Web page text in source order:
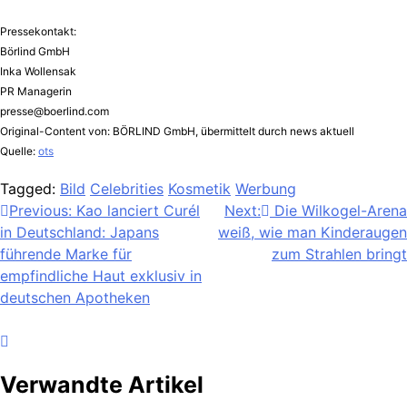
Pressekontakt:
Börlind GmbH
Inka Wollensak
PR Managerin
presse@boerlind.com
Original-Content von: BÖRLIND GmbH, übermittelt durch news aktuell
Quelle: ots
Tagged: Bild Celebrities Kosmetik Werbung
Beitragsnavigation
Previous: Kao lanciert Curél
in Deutschland: Japans
führende Marke für
empfindliche Haut exklusiv in
deutschen Apotheken
Next:
Die Wilkogel-Arena
weiß, wie man Kinderaugen
zum Strahlen bringt
Verwandte Artikel